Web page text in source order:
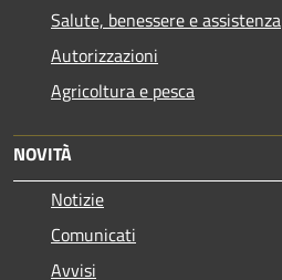
Salute, benessere e assistenza
Autorizzazioni
Agricoltura e pesca
NOVITÀ
Notizie
Comunicati
Avvisi